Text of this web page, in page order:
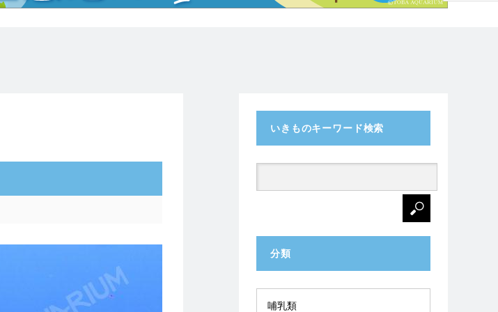
いきものキーワード検索
分類
哺乳類